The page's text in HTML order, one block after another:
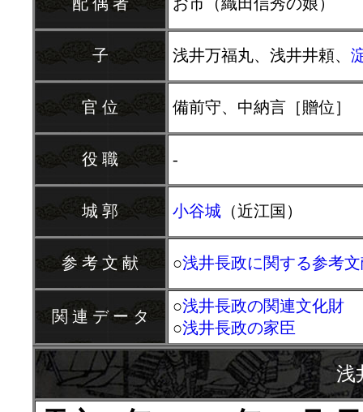
子 浅井万福丸、浅井井頼、
官 位 備前守、中納言［贈位］
役 職 -
城 郭 小谷城 （近江国）
参 考 文 献 ○浅井長政に関する参考
関 連 デ ー タ
○浅井長政の関連文化財
○浅井長政の家臣
浅